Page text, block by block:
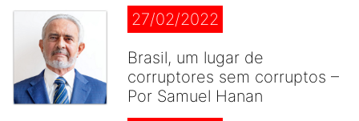
27/02/2022
Brasil, um lugar de
corruptores sem corruptos –
Por Samuel Hanan